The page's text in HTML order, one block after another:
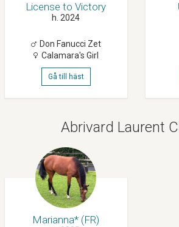
License to Victory
h. 2024
Don Fanucci Zet
Calamara's Girl
Gå till häst
Abrivard Laurent
Marianna* (FR)